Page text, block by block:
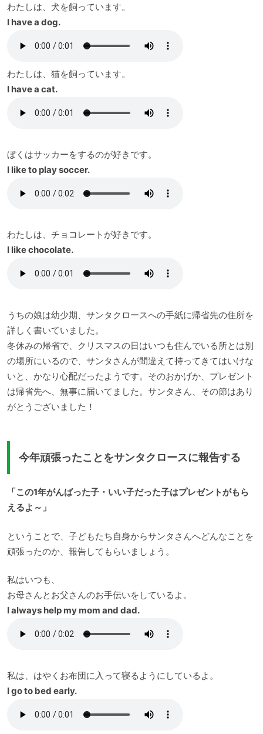
わたしは、犬を飼っています。
I have a dog.
わたしは、猫を飼っています。
I have a cat.
ぼくはサッカーをするのが好きです。
I like to play soccer.
わたしは、チョコレートが好きです。
I like chocolate.
うちの娘は幼少期、サンタクロースへの手紙に帰省先の住所を
詳しく書いていました。
冬休みの帰省で、クリスマスの日はいつも住んでいる所とは別
の場所にいるので、サンタさんが間違えて持ってきてはいけな
いと、かなり心配だったようです。そのおかげか、プレゼント
は帰省先へ、無事に届いてました。サンタさん、その節はあり
がとうございました！
今年頑張ったことをサンタクロースに報告する
「この1年がんばった子・いい子だった子はプレゼントがもら
えるよ～」
ということで、子どもたち自身からサンタさんへどんなことを
頑張ったのか、報告してもらいましょう。
私はいつも、
お母さんとお父さんのお手伝いをしているよ。
I always help my mom and dad.
私は、はやくお布団に入って寝るようにしているよ。
I go to bed early.